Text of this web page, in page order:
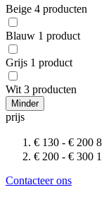
Beige 4 producten
Blauw 1 product
Grijs 1 product
Wit 3 producten
Minder
prijs
€ 130 - € 200 8
€ 200 - € 300 1
Contacteer ons